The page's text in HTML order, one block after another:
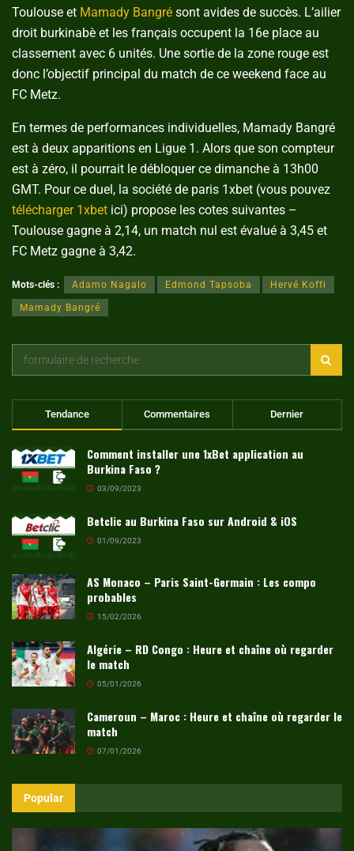
Toulouse et Mamady Bangré sont avides de succès. L’ailier
droit burkinabè et les français occupent la 16e place au
classement avec 6 unités. Une sortie de la zone rouge est
donc l’objectif principal du match de ce weekend face au
FC Metz.
En termes de performances individuelles, Mamady Bangré
est à deux apparitions en Ligue 1. Alors que son compteur
est à zéro, il pourrait le débloquer ce dimanche à 13h00
GMT. Pour ce duel, la société de paris 1xbet (vous pouvez
télécharger 1xbet ici) propose les cotes suivantes –
Toulouse gagne à 2,14, un match nul est évalué à 3,45 et
FC Metz gagne à 3,42.
Mots-clés : Adamo Nagalo Edmond Tapsoba Hervé Koffi
Mamady Bangré
Tendance Commentaires Dernier
Comment installer une 1xBet application au
Burkina Faso ?
03/09/2023
Betclic au Burkina Faso sur Android & iOS
01/09/2023
AS Monaco – Paris Saint-Germain : Les compo
probables
15/02/2026
Algérie – RD Congo : Heure et chaîne où regarder
le match
05/01/2026
Cameroun – Maroc : Heure et chaîne où regarder le
match
07/01/2026
Popular